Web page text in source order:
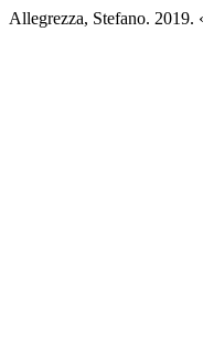
Allegrezza, Stefano.